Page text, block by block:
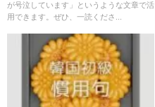
が号泣しています」というような文章で活
用できます。ぜひ、一読くださ...